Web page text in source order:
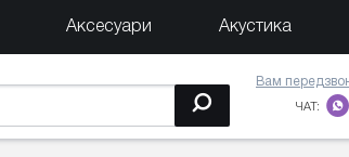
Аксесуари Акустика
Вам
ЧАТ: